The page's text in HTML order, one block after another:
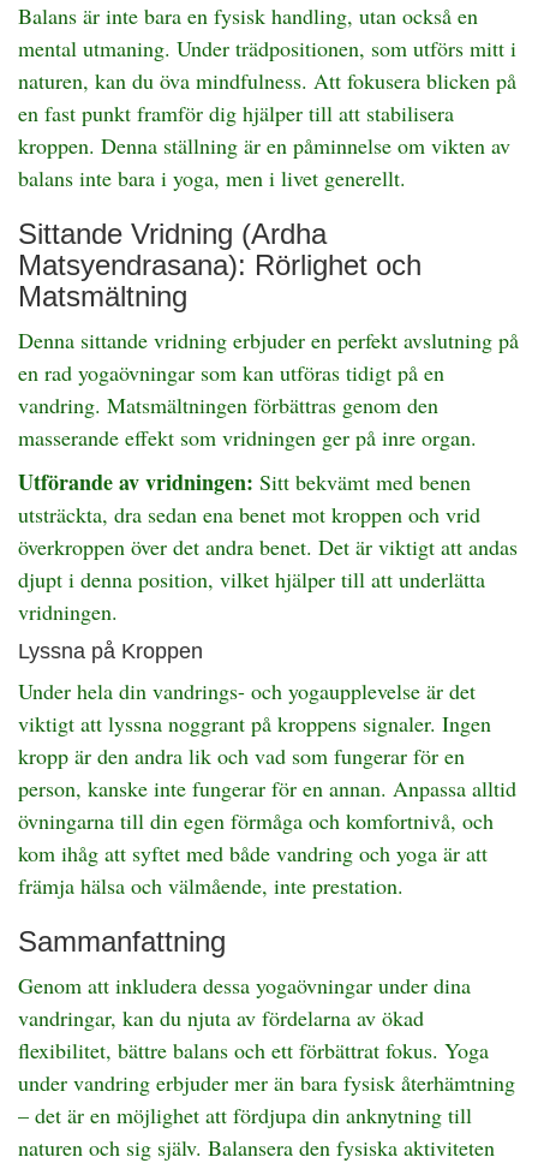
Balans är inte bara en fysisk handling, utan också en
mental utmaning. Under trädpositionen, som utförs mitt i
naturen, kan du öva mindfulness. Att fokusera blicken på
en fast punkt framför dig hjälper till att stabilisera
kroppen. Denna ställning är en påminnelse om vikten av
balans inte bara i yoga, men i livet generellt.
Sittande Vridning (Ardha
Matsyendrasana): Rörlighet och
Matsmältning
Denna sittande vridning erbjuder en perfekt avslutning på
en rad yogaövningar som kan utföras tidigt på en
vandring. Matsmältningen förbättras genom den
masserande effekt som vridningen ger på inre organ.
Utförande av vridningen: Sitt bekvämt med benen
utsträckta, dra sedan ena benet mot kroppen och vrid
överkroppen över det andra benet. Det är viktigt att andas
djupt i denna position, vilket hjälper till att underlätta
vridningen.
Lyssna på Kroppen
Under hela din vandrings- och yogaupplevelse är det
viktigt att lyssna noggrant på kroppens signaler. Ingen
kropp är den andra lik och vad som fungerar för en
person, kanske inte fungerar för en annan. Anpassa alltid
övningarna till din egen förmåga och komfortnivå, och
kom ihåg att syftet med både vandring och yoga är att
främja hälsa och välmående, inte prestation.
Sammanfattning
Genom att inkludera dessa yogaövningar under dina
vandringar, kan du njuta av fördelarna av ökad
flexibilitet, bättre balans och ett förbättrat fokus. Yoga
under vandring erbjuder mer än bara fysisk återhämtning
– det är en möjlighet att fördjupa din anknytning till
naturen och sig själv. Balansera den fysiska aktiviteten